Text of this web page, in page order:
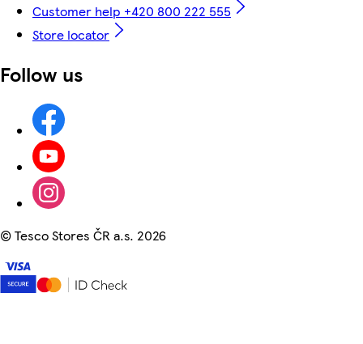
Customer help +420 800 222 555
Store locator
Follow us
©Tesco Stores ČR a.s. 2026